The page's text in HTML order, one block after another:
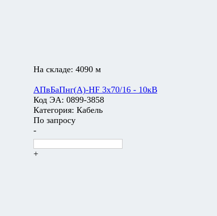
На складе: 4090 м
АПвБаПнг(А)-HF 3х70/16 - 10кВ
Код ЭА: 0899-3858
Категория: Кабель
По запросу
-
+